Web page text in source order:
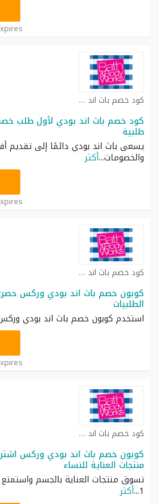
كود خصم باث اند بودي كوبون
طلبية
يسعى باث اند بودي دائمًا إلى تقديم
والخصومات...أكثر
كود خصم باث اند بودي كوبون
الطلبيات
استخدم كوبون خصم باث اند بودي وركس 2026 للحصول
كود خصم باث اند بودي كوبون
منتجات العناية للنساء
1
...أكثر